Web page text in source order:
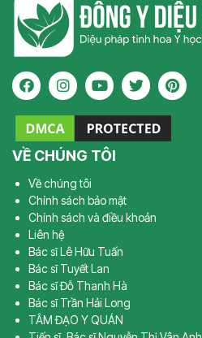
VỀ CHÚNG TÔI
Về chúng tôi
Chính sách bảo mật
Chính sách và điều khoản
Liên hệ
Bác sĩ Lê Hữu Tuấn
Bác sĩ Tuyết Lan
Bác sĩ Đỗ Thanh Hà
Bác sĩ Trần Hải Long
TÂM ĐẠO Y QUÁN